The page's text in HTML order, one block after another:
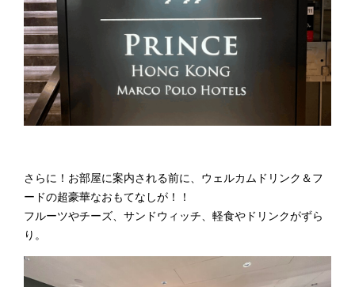
さらに！お部屋に案内される前に、ウェルカムドリンク＆フ
ードの超豪華なおもてなしが！！
フルーツやチーズ、サンドウィッチ、軽食やドリンクがずら
り。